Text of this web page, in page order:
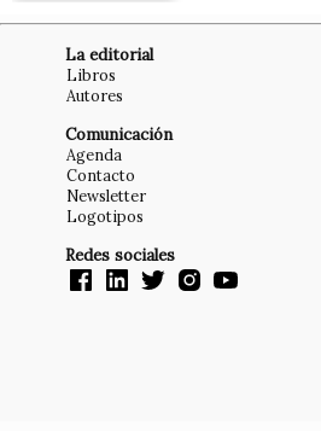
La editorial
Libros
Autores
Comunicación
Agenda
Contacto
Newsletter
Logotipos
Redes sociales